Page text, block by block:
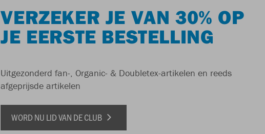
VERZEKER JE VAN 30% OP
JE EERSTE BESTELLING
Uitgezonderd fan-, Organic- & Doubletex-artikelen en reeds
afgeprijsde artikelen
WORD NU LID VAN DE CLUB